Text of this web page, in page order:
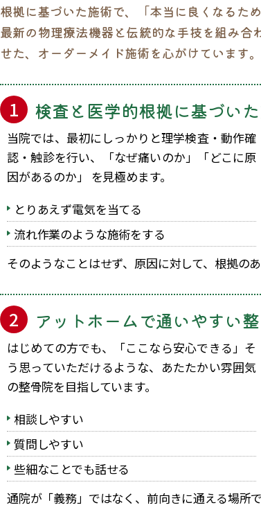
根拠に基づいた施術で、「本当に良くなるた
最新の物理療法機器と伝統的な手技を組み合
せた、オーダーメイド施術を心がけています。
検査と医学的根拠に基づい
当院では、最初にしっかりと理学検査・動作確
認・触診を行い、「なぜ痛いのか」「どこに原
因があるのか」 を見極めます。
とりあえず電気を当てる
流れ作業のような施術をする
そのようなことはせず、原因に対して、根拠の
アットホームで通いやすい
はじめての方でも、「ここなら安心できる」そ
う思っていただけるような、あたたかい雰囲気
の整骨院を目指しています。
相談しやすい
質問しやすい
些細なことでも話せる
通院が「義務」ではなく、前向きに通える場所